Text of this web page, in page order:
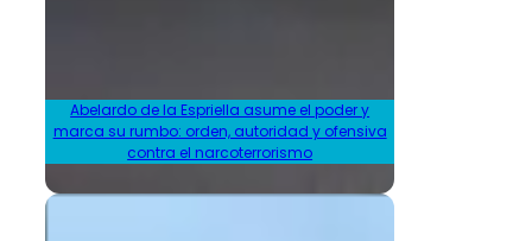
Abelardo de la Espriella asume el poder y
marca su rumbo: orden, autoridad y ofensiva
contra el narcoterrorismo